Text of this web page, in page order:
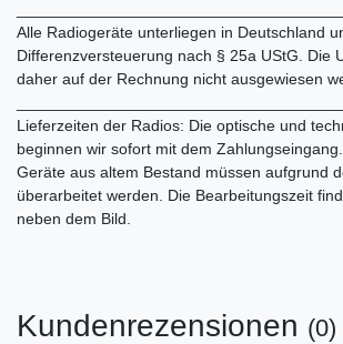
Alle Radiogeräte unterliegen in Deutschland
Differenzversteuerung nach § 25a UStG. Die
daher auf der Rechnung nicht ausgewiesen
Lieferzeiten der Radios: Die optische und
beginnen wir sofort mit dem
Geräte aus altem Bestand müssen aufgrund
überarbeitet werden. Die Bearbeitungszeit
neben dem Bild.
Kundenrezensionen (0)